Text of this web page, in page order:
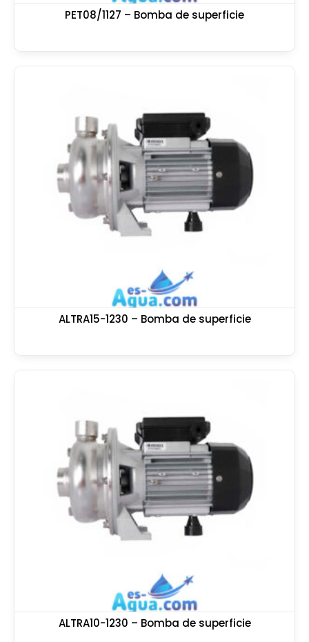
PET08/1127 – Bomba de superficie
ALTRA15-1230 – Bomba de superficie
ALTRA10-1230 – Bomba de superficie